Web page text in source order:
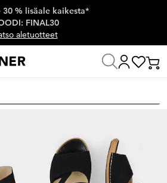
30 % lisäale kaikesta*
FINAL30
aletuotteet